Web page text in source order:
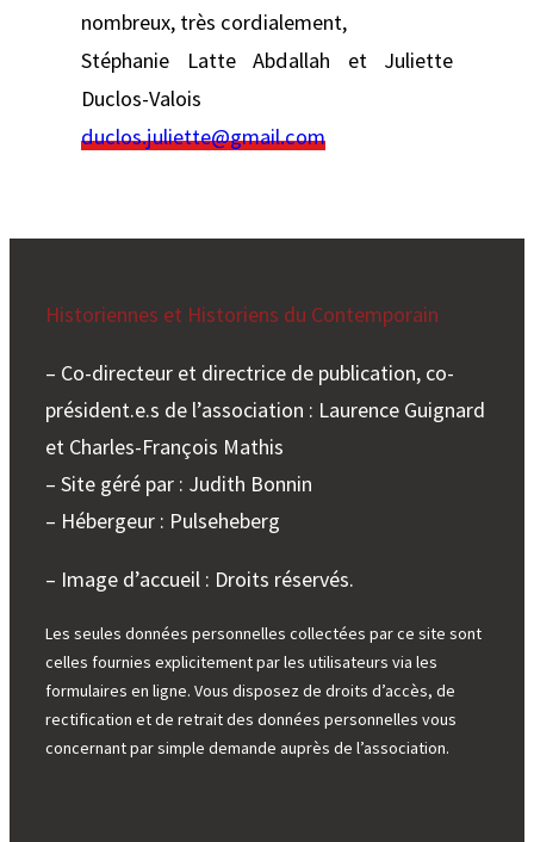
nombreux, très cordialement,
Stéphanie Latte Abdallah et Juliette
Duclos-Valois
duclos.juliette@gmail.com
Historiennes et Historiens du Contemporain
– Co-directeur et directrice de publication, co-
président.e.s de l’association : Laurence Guignard
et Charles-François Mathis
– Site géré par : Judith Bonnin
– Hébergeur : Pulseheberg
– Image d’accueil : Droits réservés.
Les seules données personnelles collectées par ce site sont
celles fournies explicitement par les utilisateurs via les
formulaires en ligne. Vous disposez de droits d’accès, de
rectification et de retrait des données personnelles vous
concernant par simple demande auprès de l’association.